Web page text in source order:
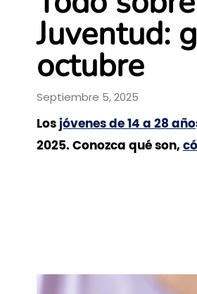
Juventud:
octubre
Septiembre 5, 2025
Los jóvenes de 14 a 28 año
2025. Conozca qué son,